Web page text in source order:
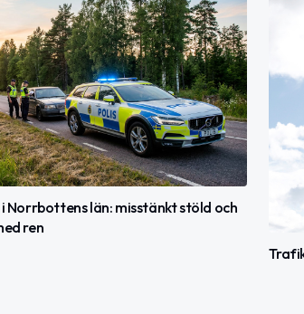
Norrbottens län: misstänkt stöld och
ren